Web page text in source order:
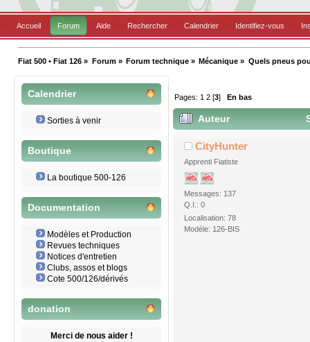
Accueil Forum Aide Rechercher Calendrier Identifiez-vous
Fiat 500 • Fiat 126 » Forum» Forum technique» Mécanique » Quels pneus
Calendrier
Sorties à venir
Boutique
La boutique 500-126
Documentation
Modèles et Production
Revues techniques
Notices d'entretien
Clubs, assos et blogs
Cote 500/126/dérivés
donation
Merci de nous aider !
Pages: 1 2 [3] En bas
Auteur
CityHunter
Apprenti Fiatiste
Messages: 137
Q.I.: 0
Localisation: 78
Modèle: 126-BIS